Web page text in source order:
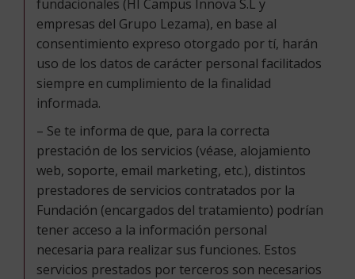
fundacionales (HI Campus Innova S.L y
empresas del Grupo Lezama), en base al
consentimiento expreso otorgado por tí, harán
uso de los datos de carácter personal facilitados
siempre en cumplimiento de la finalidad
informada.
– Se te informa de que, para la correcta
prestación de los servicios (véase, alojamiento
web, soporte, email marketing, etc.), distintos
prestadores de servicios contratados por la
Fundación (encargados del tratamiento) podrían
tener acceso a la información personal
necesaria para realizar sus funciones. Estos
servicios prestados por terceros son necesarios